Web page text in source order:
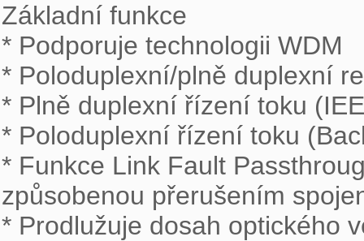
Základní funkce
* Podporuje technologii WDM
* Poloduplexní/plně duplexní
* Plně duplexní řízení toku
* Poloduplexní řízení toku
* Funkce Link Fault
způsobenou přerušením
* Prodlužuje dosah optického